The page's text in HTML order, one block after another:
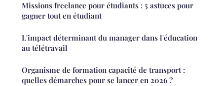
Missions freelance pour étudiants : 5 astuces pour
gagner tout en étudiant
L'impact déterminant du manager dans l'éducation
au télétravail
Organisme de formation capacité de transport :
quelles démarches pour se lancer en 2026 ?